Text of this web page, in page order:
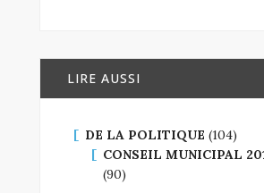
LIRE AUSSI
DE LA POLITIQUE (104)
CONSEIL MUNICIPAL
(90)